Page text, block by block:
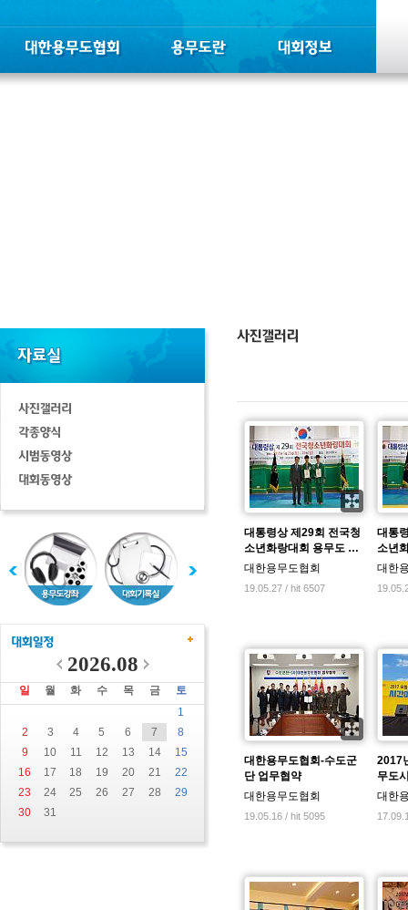
2026.08
일 월 화 수 목 금
토
1
2
3 4 5 6 7
8
9
10 11 12 13 14
15
16
17 18 19 20 21
22
23
24 25 26 27 28
29
30
31
대통령상 제29회 전국청
소년화랑대회 용무도 …
대한용무도협회
19.05.27 / hit 6507
대통
소년
대한
대한용무도협회-수도군
단 업무협약
대한용무도협회
19.05.16 / hit 5095
2017
무도
대한